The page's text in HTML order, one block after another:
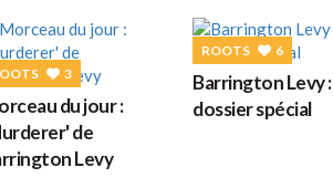
du jour : War de Bob Marley
3
du jour :
de
Levy
ROOTS 6
Barrington Levy :
dossier spécial